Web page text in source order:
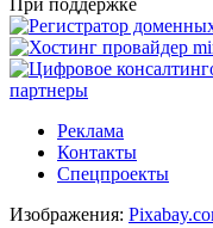
При поддержке
Реклама
Контакты
Спецпроекты
Изображения: